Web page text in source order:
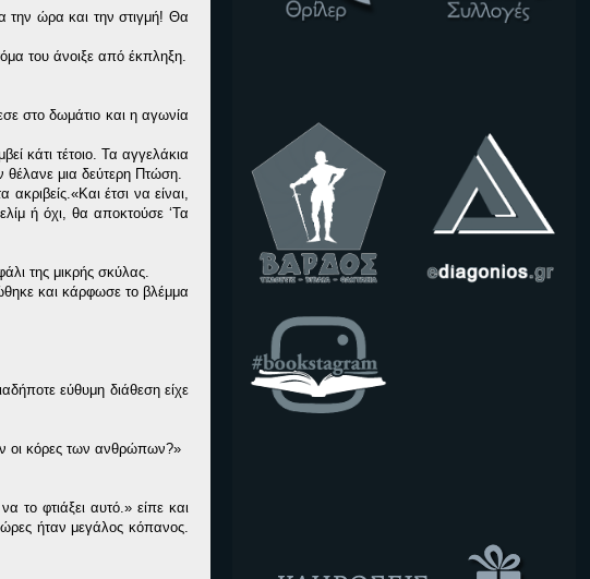
την ώρα και την στιγμή! Θα
του άνοιξε από έκπληξη.
στο δωμάτιο και η αγωνία
κάτι τέτοιο. Τα αγγελάκια
θέλανε μια δεύτερη Πτώση.
έτσι να είναι,
ή όχι, θα αποκτούσε ‘Τα
της μικρής σκύλας.
και κάρφωσε το βλέμμα
εύθυμη διάθεση είχε
οι κόρες των ανθρώπων?»
το φτιάξει αυτό.» είπε και
ήταν μεγάλος κόπανος.